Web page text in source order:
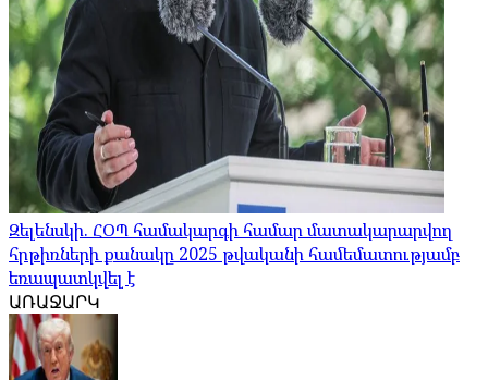
Զելենսկի. ՀՕՊ համակարգի համար մատակարարվող
հրթիռների քանակը 2025 թվականի համեմատությամբ
եռապատկվել է
ԱՌԱՋԱՐԿ